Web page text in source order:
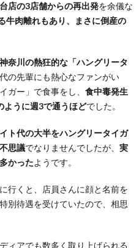
店の3店舗からの再出発を余儀な
牛肉離れもあり、まさに倒産の
奈川の熱狂的な「ハングリータ
の先輩にも熱心なファンがい
ガー」で食事をし、 食中毒発生
ように週3で通うほどでした。
ト代の大半をハングリータイガ
思議でなりませんでしたが、 実
かったようです。
行くと、店員さんに顔と名前を
別待遇を受けていたので、相思
ィアでも数多く取り上げられる